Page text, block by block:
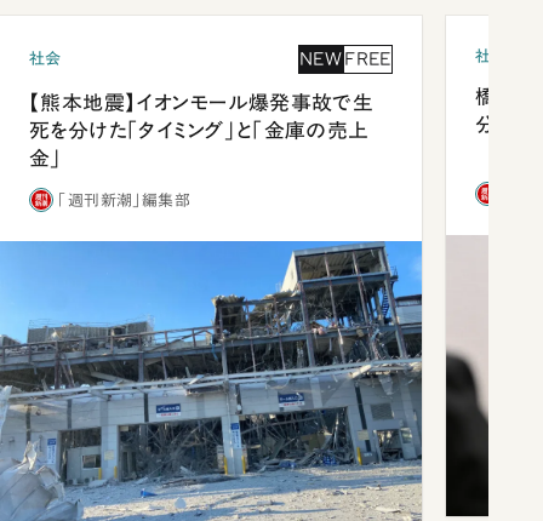
社会 NEW FREE
【熊本地震】イオンモール爆発事故で生
死を分けた「タイミング」と「金庫の売上
金」
「週刊新潮」編集部
社会
橋本愛
分 佐